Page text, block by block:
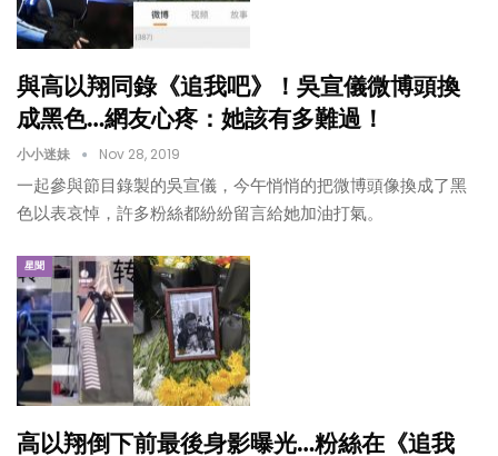
與高以翔同錄《追我吧》！吳宣儀微博頭換
成黑色…網友心疼：她該有多難過！
小小迷妹 Nov 28, 2019
一起參與節目錄製的吳宣儀，今午悄悄的把微博頭像換成了黑
色以表哀悼，許多粉絲都紛紛留言給她加油打氣。
星聞
高以翔倒下前最後身影曝光…粉絲在《追我